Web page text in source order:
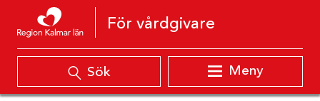
Hoppa till innehåll
För vårdgivare
Sök Meny